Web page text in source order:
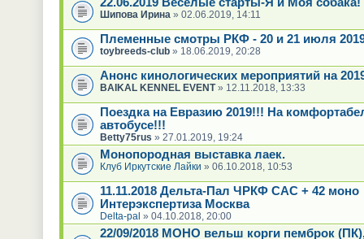
Шипова Ирина » 02.06.2019, 14:11
Племенные смотры РКФ - 20 и 21 июля
toybreeds-club» 18.06.2019, 20:28
Анонс кинологических мероприятий на
BAIKAL KENNEL EVENT» 12.11.2018, 13:33
Поездка на Евразию 2019!!! На
автобусе!!!
Betty75rus » 27.01.2019, 19:24
Монопородная выставка лаек.
Клуб Иркутские Лайки » 06.10.2018, 10:53
11.11.2018 Дельта-Пал ЧРКФ САС + 42 моно
Интерэкспертиза Москва
Delta-pal » 04.10.2018, 20:00
22/09/2018 МОНО вельш корги пемброк